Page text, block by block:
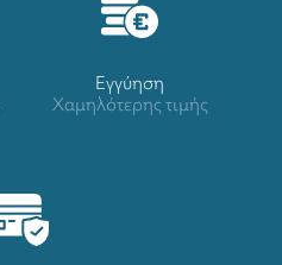
Eγγύηση
Χαμηλότερης τιμής